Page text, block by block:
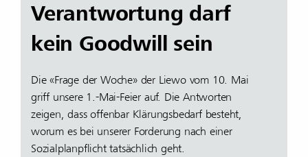
Verantwortung darf
kein Goodwill sein
Die «Frage der Woche» der Liewo vom 10. Mai
griff unsere 1.-Mai-Feier auf. Die Antworten
zeigen, dass offenbar Klärungsbedarf besteht,
worum es bei unserer Forderung nach einer
Sozialplanpflicht tatsächlich geht.